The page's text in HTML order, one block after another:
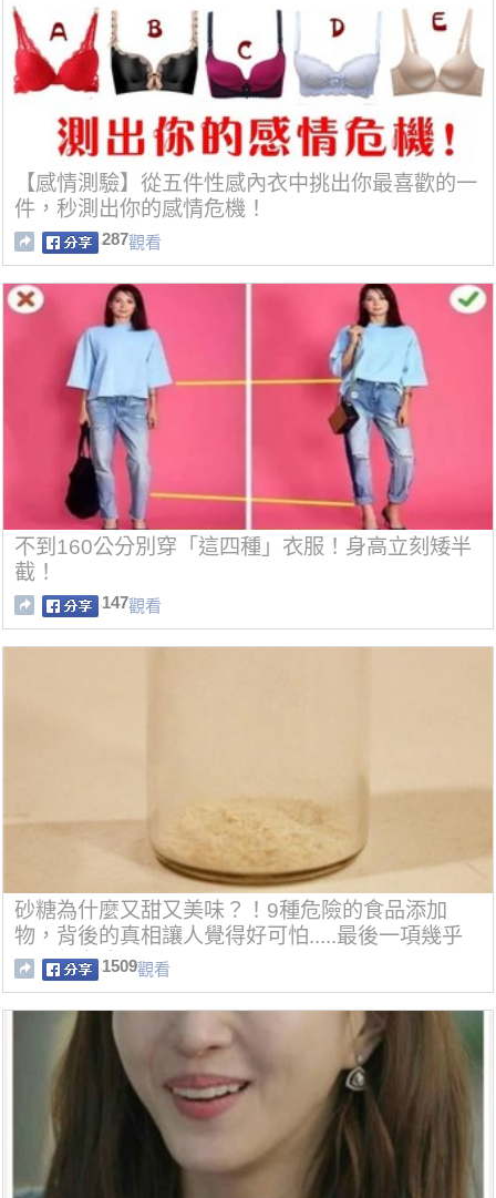
【感情測驗】從五件性感內衣中挑出你最喜歡的一
件，秒測出你的感情危機！
287觀看
不到160公分別穿「這四種」衣服！身高立刻矮半
截！
147觀看
砂糖為什麼又甜又美味？！9種危險的食品添加
物，背後的真相讓人覺得好可怕.....最後一項幾乎
天天都在吃！
1509觀看